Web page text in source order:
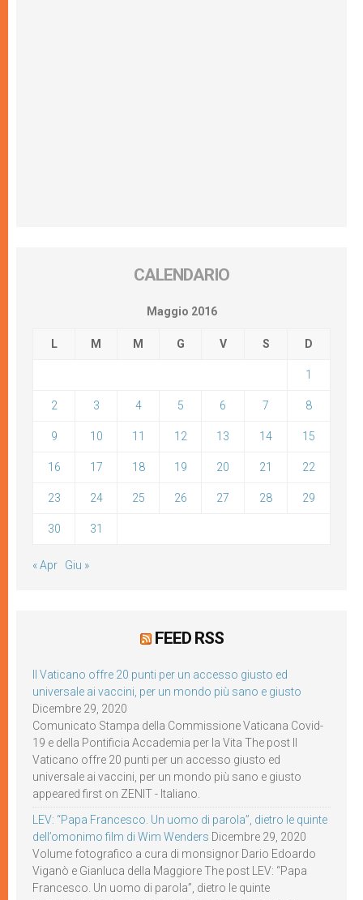
CALENDARIO
Maggio 2016
L M M G V S D
1
2 3 4 5 6 7 8
9 10 11 12 13 14 15
16 17 18 19 20 21 22
23 24 25 26 27 28 29
30 31
« Apr Giu »
FEED RSS
Il Vaticano offre 20 punti per un accesso giusto ed
universale ai vaccini, per un mondo più sano e giusto
Dicembre 29, 2020
Comunicato Stampa della Commissione Vaticana Covid-
19 e della Pontificia Accademia per la Vita The post Il
Vaticano offre 20 punti per un accesso giusto ed
universale ai vaccini, per un mondo più sano e giusto
appeared first on ZENIT - Italiano.
LEV: “Papa Francesco. Un uomo di parola”, dietro le quinte
dell’omonimo film di Wim Wenders Dicembre 29, 2020
Volume fotografico a cura di monsignor Dario Edoardo
Viganò e Gianluca della Maggiore The post LEV: “Papa
Francesco. Un uomo di parola”, dietro le quinte